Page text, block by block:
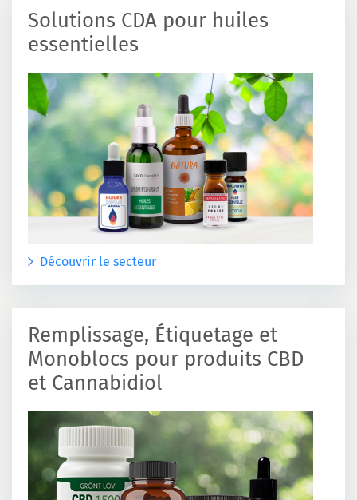
Solutions CDA pour huiles
essentielles
Découvrir le secteur
Remplissage, Étiquetage et
Monoblocs pour produits CBD
et Cannabidiol